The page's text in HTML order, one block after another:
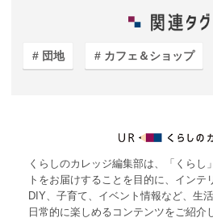
団地 カフェ＆ショップ
くらしのカレッジ編集部は、「くらし
トをお届けすることを目的に、インテ
DIY、子育て、イベント情報など、生
日常的に楽しめるコンテンツをご紹介